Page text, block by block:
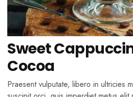
Sweet
Cocoa
Praesent vulputate, libero in ultricies